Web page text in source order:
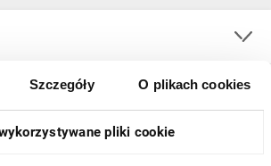
Szczegóły O plikach cookies
pliki cookie